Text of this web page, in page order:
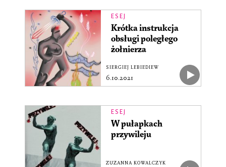
ESEJ
Krótka instrukcja
obsługi poległego
żołnierza
SIERGIEJ LEBIEDIEW
6.10.2021
ESEJ
W pułapkach
przywileju
ZUZANNA KOWALCZYK